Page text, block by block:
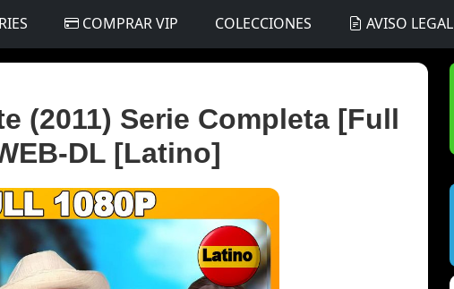
COMPRAR VIP COLECCIONES AVISO LEGAL
(2011) Serie Completa [Full
DL [Latino]